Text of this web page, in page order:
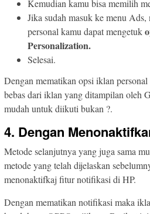
Kemudian kamu bisa memilih
Jika sudah masuk ke menu
personal kamu dapat mengetuk
Personalization.
Selesai.
Dengan mematikan opsi iklan
bebas dari iklan yang ditampilan oleh
mudah untuk diikuti bukan ?.
4. Dengan
Metode selanjutnya yang juga sama
metode yang telah dijelaskan
menonaktifkaj fitur notifikasi di HP.
Dengan mematikan notifikasi maka